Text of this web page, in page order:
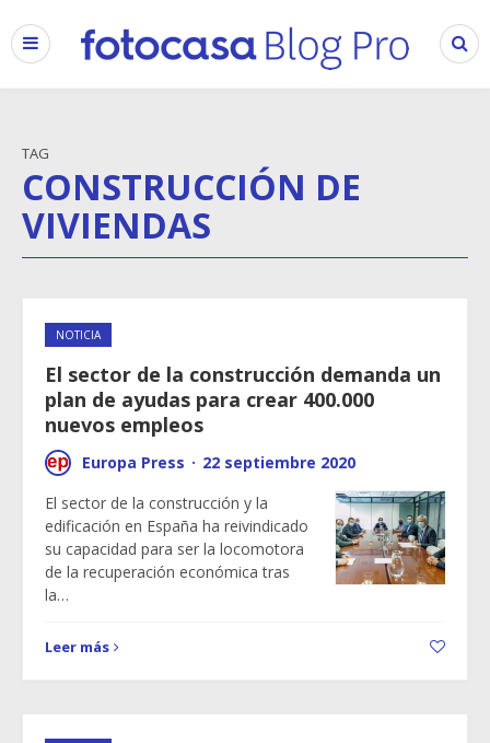
TAG
CONSTRUCCIÓN DE
VIVIENDAS
NOTICIA
El sector de la construcción demanda un
plan de ayudas para crear 400.000
nuevos empleos
Europa Press · 22 septiembre 2020
El sector de la construcción y la
edificación en España ha reivindicado
su capacidad para ser la locomotora
de la recuperación económica tras
la…
Leer más